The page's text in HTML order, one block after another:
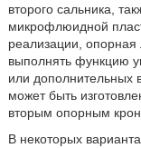
второго сальника,
микрофлюидной
реализации, опорная
выполнять функцию
или дополнительных
может быть
вторым опорным
В некоторых